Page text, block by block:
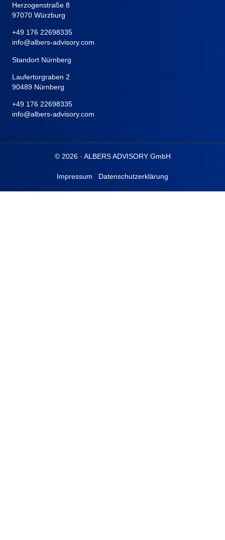
Herzogenstraße 8
97070 Würzburg
+49 176 22698335
info@albers-advisory.com
Standort Nürnberg
Laufertorgraben 2
90489 Nürnberg
+49 176 22698335
info@albers-advisory.com
© 2026 · ALBERS ADVISORY GmbH
Impressum Datenschutzerklärung